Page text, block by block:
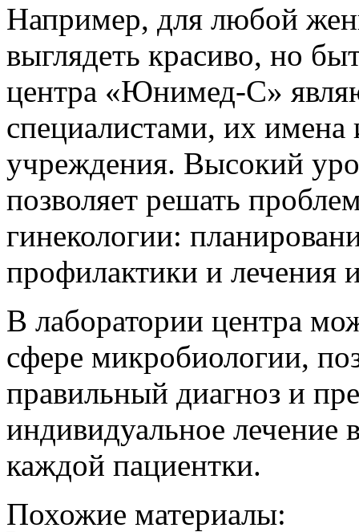
Например, для любой
выглядеть красиво, но
центра «Юнимед-С»
специалистами, их имена
учреждения. Высокий
позволяет решать
гинекологии:
профилактики и лечения
В лаборатории центра
сфере микробиологии,
правильный диагноз и
индивидуальное лечение
каждой пациентки.
Похожие материалы: